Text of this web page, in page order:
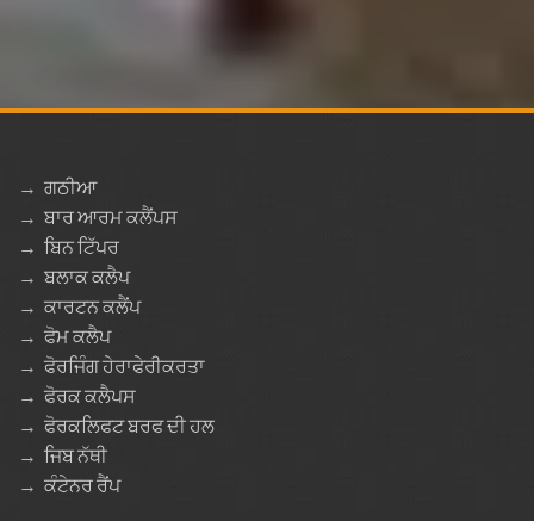
→ ਗਠੀਆ
→ ਬਾਰ ਆਰਮ ਕਲੈਂਪਸ
→ ਬਿਨ ਟਿੱਪਰ
→ ਬਲਾਕ ਕਲੈਪ
→ ਕਾਰਟਨ ਕਲੈਂਪ
→ ਫੋਮ ਕਲੈਪ
→ ਫੋਰਜਿੰਗ ਹੇਰਾਫੇਰੀਕਰਤਾ
→ ਫੋਰਕ ਕਲੈਪਸ
→ ਫੋਰਕਲਿਫਟ ਬਰਫ ਦੀ ਹਲ
→ ਜਿਬ ਨੱਥੀ
→ ਕੰਟੇਨਰ ਰੈਂਪ